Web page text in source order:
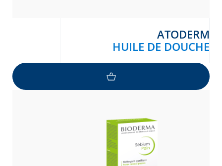
ATODERM
HUILE DE DOUCHE